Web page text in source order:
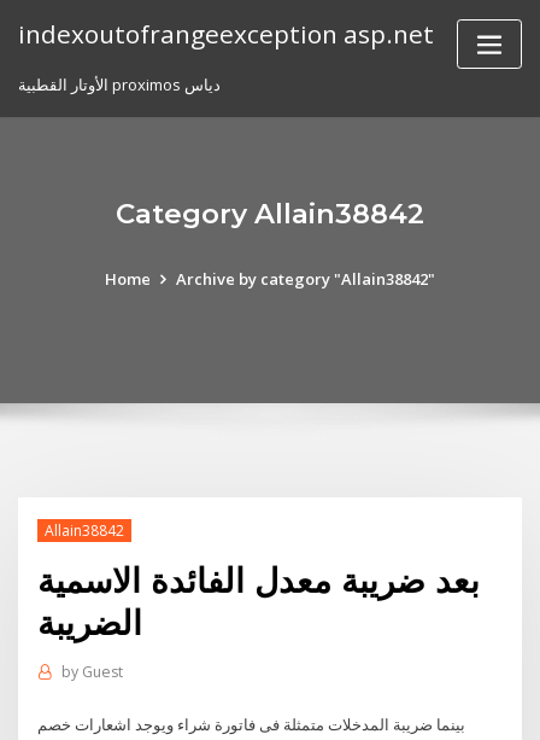
indexoutofrangeexception asp.net
الأوتار القطبية proximos دياس
Category Allain38842
Home Archive by category "Allain38842"
Allain38842
بعد ضريبة معدل الفائدة الاسمية
الضريبة
by Guest
بينما ضريبة المدخلات متمثلة فى فاتورة شراء ويوجد اشعارات خصم